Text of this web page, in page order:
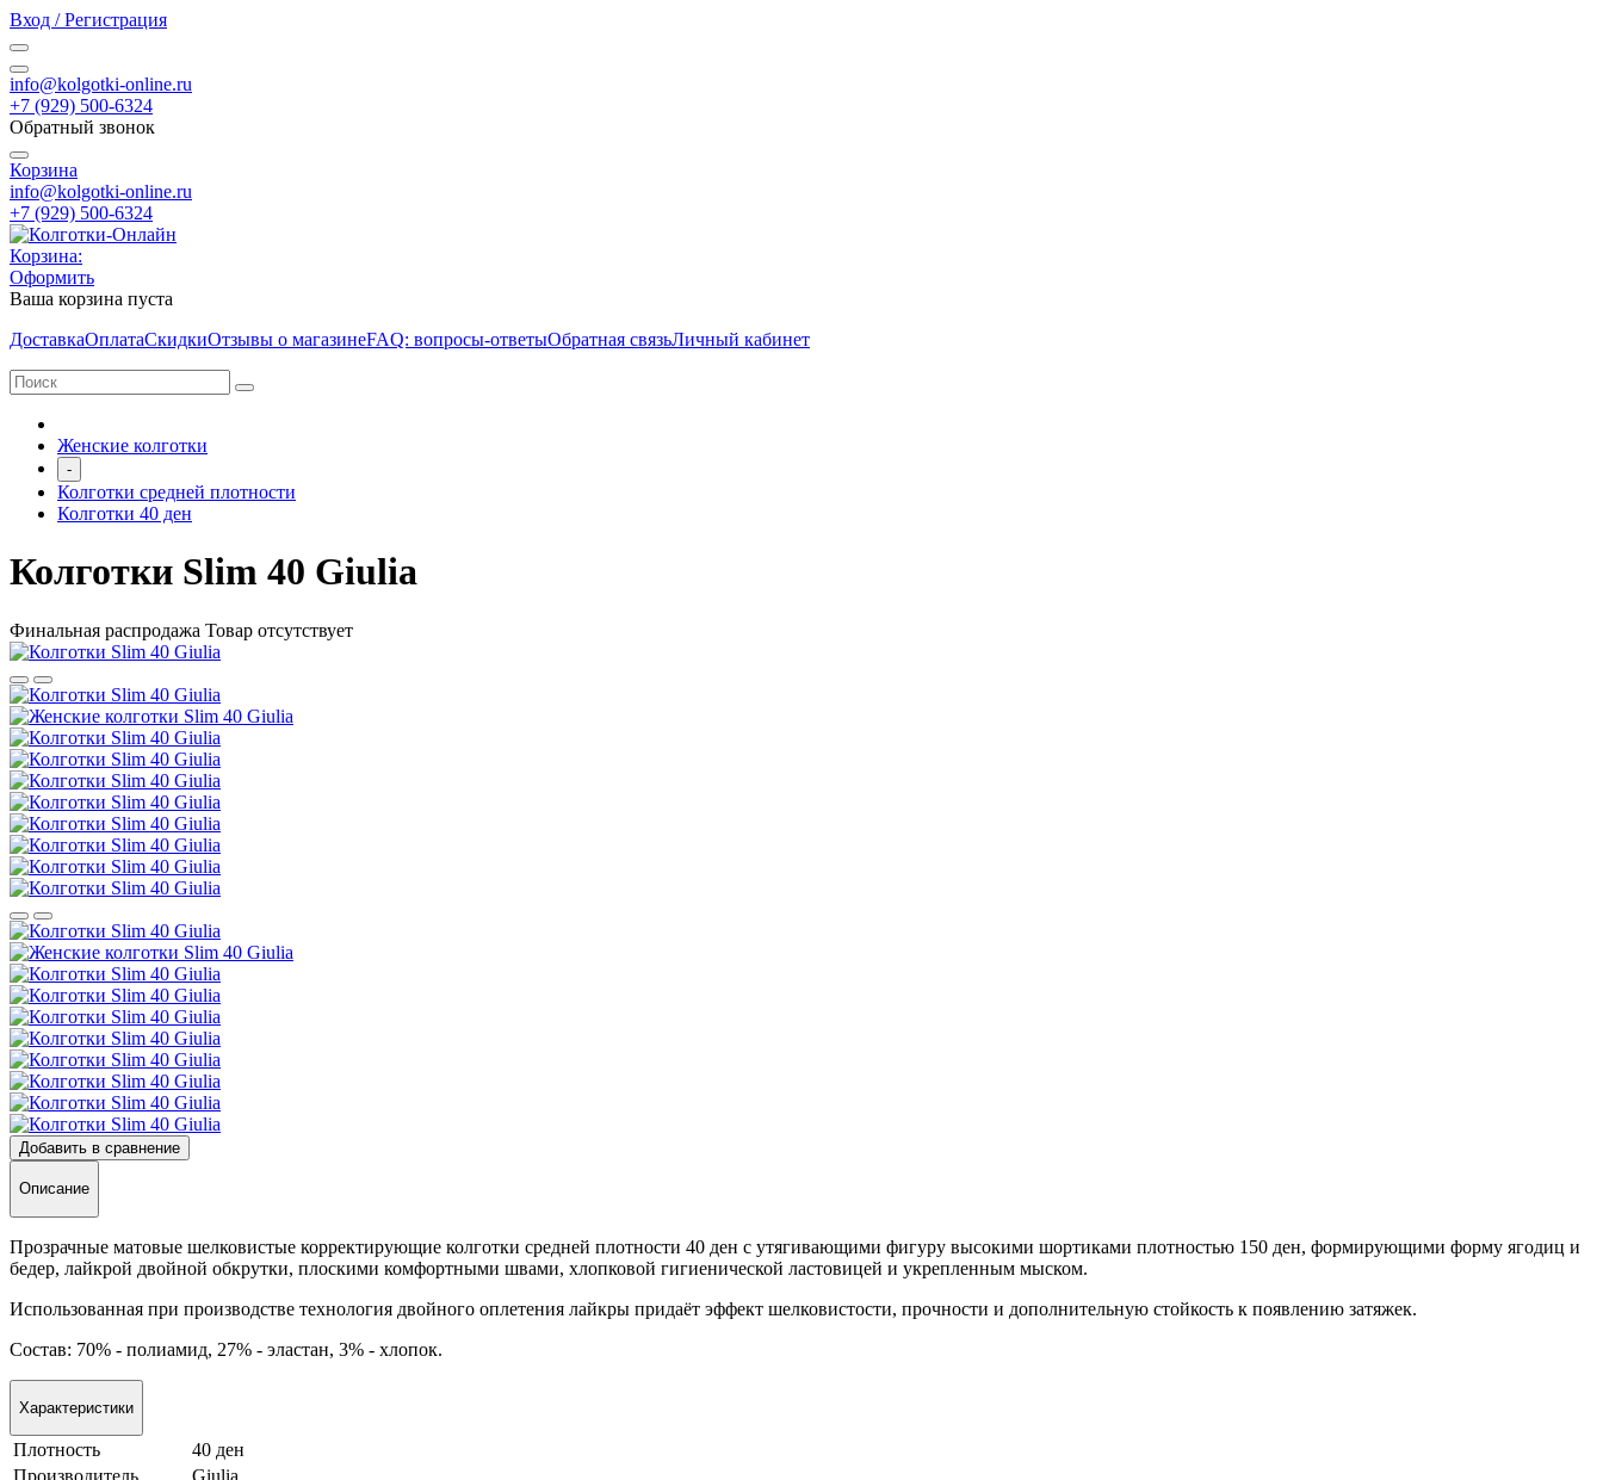
Вход / Регистрация
info@kolgotki-online.ru
+7 (929) 500-6324
Обратный звонок
Корзина
info@kolgotki-online.ru
+7 (929) 500-6324
Корзина:
Оформить
Ваша корзина пуста
ДоставкаОплатаСкидкиОтзывы о магазинеFAQ: вопросы-ответыОбратная связьЛичный кабинет
Женские колготки
-
Колготки средней плотности
Колготки 40 ден
Колготки Slim 40 Giulia
Финальная распродажа Товар отсутствует
Добавить в сравнение
Описание
Прозрачные матовые шелковистые корректирующие колготки средней плотности 40 ден с утягивающими фигуру высокими шортиками плотностью 150 ден, формирующими форму ягодиц и
бедер, лайкрой двойной обкрутки, плоскими комфортными швами, хлопковой гигиенической ластовицей и укрепленным мыском.
Использованная при производстве технология двойного оплетения лайкры придаёт эффект шелковистости, прочности и дополнительную стойкость к появлению затяжек.
Состав: 70% - полиамид, 27% - эластан, 3% - хлопок.
Характеристики
Плотность
40 ден